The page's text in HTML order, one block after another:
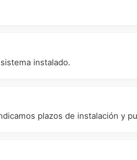
instalado.
plazos de instalación y